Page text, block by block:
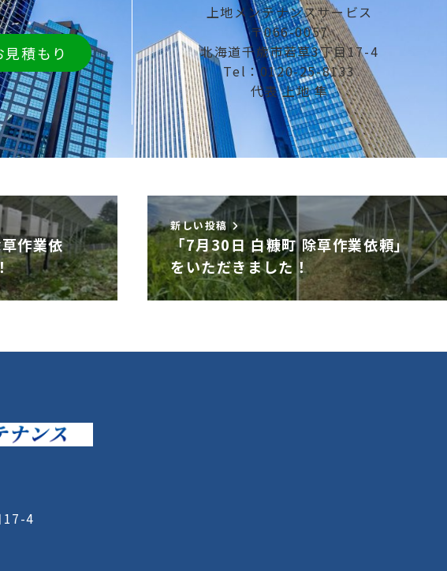
積もり
上地メンテナンスサービス
〒066-0057
北海道千歳市若草3丁目17-4
Tel：0120-25-8133
代表 上地 隼
作業依
新しい投稿
「7月30日 白糠町 除草作業依頼」
をいただきました！
17-4